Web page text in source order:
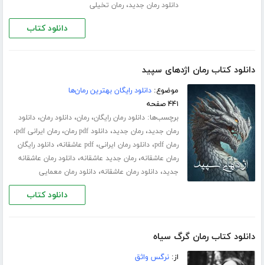
دانلود رمان جدید،رمان تخیلی
دانلود کتاب
دانلود کتاب رمان اژدهای سپید
موضوع:دانلود رایگان بهترین رمان‌ها
۴۴۱ صفحه
برچسب‌ها:دانلود رمان رایگان،رمان،دانلود رمان،دانلود
رمان جدید،رمان جدید،دانلود pdf رمان ،رمان ایرانی pdf ،
رمان pdf ،دانلود رمان ایرانی،pdf عاشقانه ،دانلود رایگان
رمان عاشقانه،رمان جدید عاشقانه،دانلود رمان عاشقانه
جدید،دانلود رمان عاشقانه،دانلود رمان معمایی
دانلود کتاب
دانلود کتاب رمان گرگ سیاه
از:نرگس واثق